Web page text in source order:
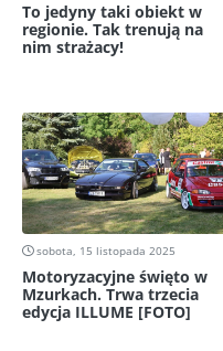
To jedyny taki obiekt w
regionie. Tak trenują na
nim strażacy!
sobota, 15 listopada 2025
Motoryzacyjne święto w
Mzurkach. Trwa trzecia
edycja ILLUME [FOTO]